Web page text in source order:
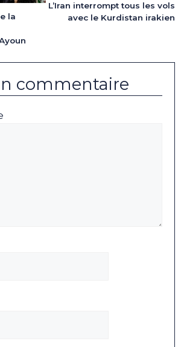
la
L’Iran interrompt tous les vols
avec le Kurdistan irakien
commentaire